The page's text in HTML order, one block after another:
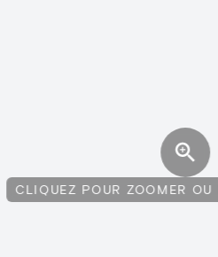
CLIQUEZ POUR ZOOMER